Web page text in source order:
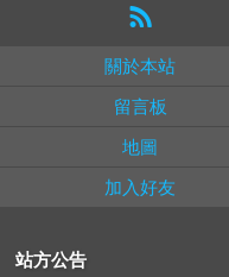
關於本站
留言板
地圖
加入好友
站方公告